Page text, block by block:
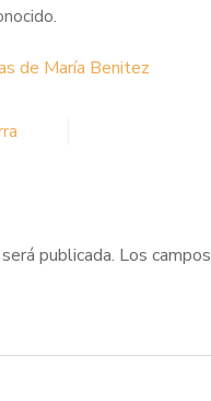
de María Benitez
publicada. Los